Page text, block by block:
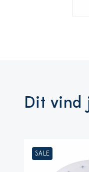
Dit vind
SALE